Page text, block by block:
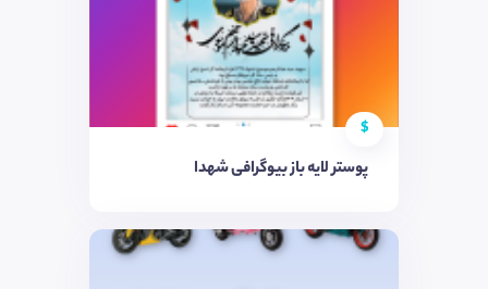
$
پوستر لایه باز بیوگرافی شهدا